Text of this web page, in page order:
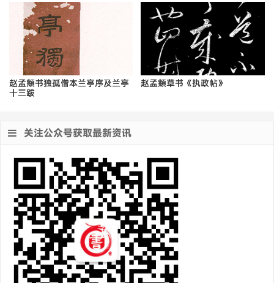
赵孟頫书独孤僧本兰亭序及兰亭
十三跋
赵孟頫草书《执政帖》
关注公众号获取最新资讯